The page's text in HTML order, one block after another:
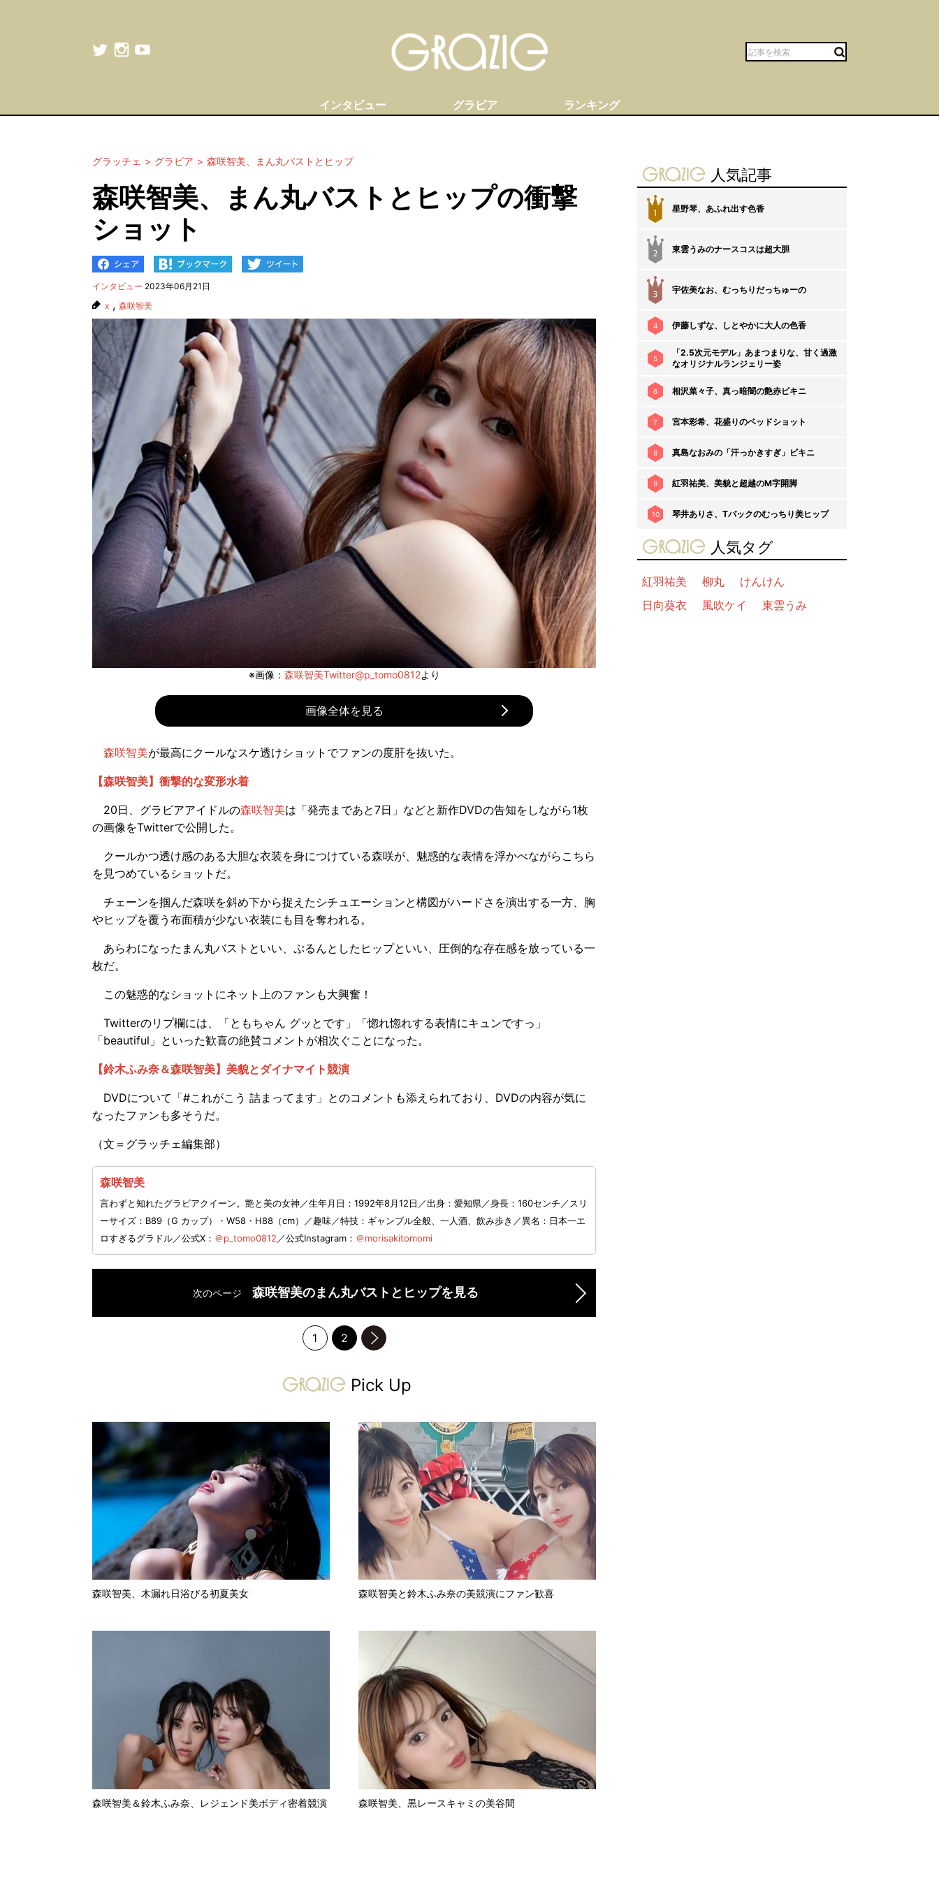
インタビュー グラビア ランキング
グラッチェ グラビア 森咲智美、まん丸バストとヒップ
森咲智美、まん丸バストとヒップの衝撃
ショット
インタビュー 2023年06月21日
x , 森咲智美
※画像： 森咲智美Twitter@p_tomo0812より
画像全体を見る
森咲智美が最高にクールなスケ透けショットでファンの度肝を抜いた。
【森咲智美】衝撃的な変形水着
20日、グラビアアイドルの森咲智美は「発売まであと7日」などと新作DVDの告知をしながら1枚
の画像をTwitterで公開した。
クールかつ透け感のある大胆な衣装を身につけている森咲が、魅惑的な表情を浮かべながらこちら
を見つめているショットだ。
チェーンを掴んだ森咲を斜め下から捉えたシチュエーションと構図がハードさを演出する一方、胸
やヒップを覆う布面積が少ない衣装にも目を奪われる。
あらわになったまん丸バストといい、ぷるんとしたヒップといい、圧倒的な存在感を放っている一
枚だ。
この魅惑的なショットにネット上のファンも大興奮！
Twitterのリプ欄には、「ともちゃん グッとです」「惚れ惚れする表情にキュンですっ」
「beautiful」といった歓喜の絶賛コメントが相次ぐことになった。
【鈴木ふみ奈＆森咲智美】美貌とダイナマイト競演
DVDについて「#これがこう 詰まってます」とのコメントも添えられており、DVDの内容が気に
なったファンも多そうだ。
（文＝グラッチェ編集部）
森咲智美
言わずと知れたグラビアクイーン。艶と美の女神／生年月日：1992年8月12日／出身：愛知県／身長：160センチ／スリ
ーサイズ：B89（G カップ）・W58・H88（cm）／趣味／特技：ギャンブル全般、一人酒、飲み歩き／異名：日本一エ
ロすぎるグラドル／公式X： ＠p_tomo0812／公式Instagram： ＠morisakitomomi
次のページ 森咲智美のまん丸バストとヒップを見る
1 2
次のページへ
gravure-grazie
Pick Up
森咲智美、木漏れ日浴びる初夏美女 森咲智美と鈴木ふみ奈の美競演にファン歓喜
森咲智美＆鈴木ふみ奈、レジェンド美ボディ密着競演 森咲智美、黒レースキャミの美谷間
gravure-grazie
人気記事
1 星野琴、あふれ出す色香
東雲うみのナースコスは超大胆
宇佐美なお、むっちりだっちゅーの
4 伊藤しずな、しとやかに大人の色香
5
「2.5次元モデル」あまつまりな、甘く過激
なオリジナルランジェリー姿
6 相沢菜々子、真っ暗闇の艶赤ビキニ
7 宮本彩希、花盛りのベッドショット
8 真島なおみの「汗っかきすぎ」ビキニ
9 紅羽祐美、美貌と超越のM字開脚
10 琴井ありさ、Tバックのむっちり美ヒップ
gravure-grazie
人気タグ
紅羽祐美 柳丸
けんけん
日向葵衣
風吹ケイ 東雲うみ